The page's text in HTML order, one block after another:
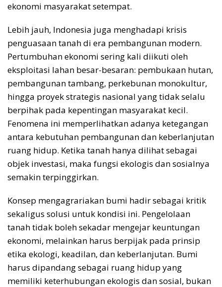
ekonomi masyarakat setempat.
Lebih jauh, Indonesia juga menghadapi krisis
penguasaan tanah di era pembangunan modern.
Pertumbuhan ekonomi sering kali diikuti oleh
eksploitasi lahan besar-besaran: pembukaan hutan,
pembangunan tambang, perkebunan monokultur,
hingga proyek strategis nasional yang tidak selalu
berpihak pada kepentingan masyarakat kecil.
Fenomena ini memperlihatkan adanya ketegangan
antara kebutuhan pembangunan dan keberlanjutan
ruang hidup. Ketika tanah hanya dilihat sebagai
objek investasi, maka fungsi ekologis dan sosialnya
semakin terpinggirkan.
Konsep mengagrariakan bumi hadir sebagai kritik
sekaligus solusi untuk kondisi ini. Pengelolaan
tanah tidak boleh sekadar mengejar keuntungan
ekonomi, melainkan harus berpijak pada prinsip
etika ekologi, keadilan, dan keberlanjutan. Bumi
harus dipandang sebagai ruang hidup yang
memiliki keterhubungan ekologis dan sosial, bukan